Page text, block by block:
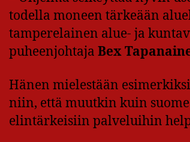
todella moneen tärkeään
tamperelainen alue- ja
puheenjohtaja Bex
Hänen mielestään
niin, että muutkin kuin
elintärkeisiin palveluihin